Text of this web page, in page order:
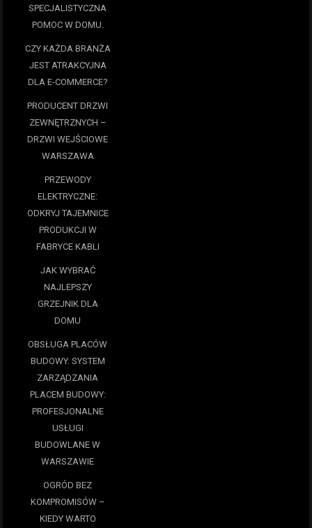
SPECJALISTYCZNA
POMOC W DOMU.
CZY KAŻDA BRANŻA
JEST ATRAKCYJNA
DLA E-COMMERCE?
PRODUCENT DRZWI
ZEWNĘTRZNYCH –
DRZWI WEJŚCIOWE
WARSZAWA
PRZEWODY
ELEKTRYCZNE:
ODKRYJ TAJEMNICE
PRODUKCJI W
FABRYCE KABLI
JAK WYBRAĆ
NAJLEPSZY
GRZEJNIK DLA
DOMU
OBSŁUGA PLACÓW
BUDOWY. SYSTEM
ZARZĄDZANIA
PLACEM BUDOWY:
PROFESJONALNE
USŁUGI
BUDOWLANE W
WARSZAWIE
OGRÓD BEZ
KOMPROMISÓW –
KIEDY WARTO